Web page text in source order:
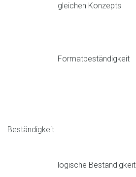
Beständigkeit
gleichen Konzepts
Formatbeständigkeit
logische Beständigkeit